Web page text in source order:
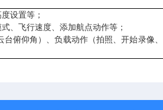
设置等；
、飞行速度、添加航点动作等；
俯仰角）、负载动作（拍照、开始录像